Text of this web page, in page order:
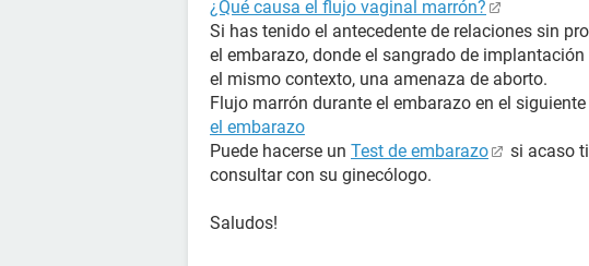
¿Qué causa el flujo vaginal marrón?
Si has tenido el antecedente de relaciones sin
el embarazo, donde el sangrado de
el mismo contexto, una amenaza de aborto.
Flujo marrón durante el embarazo en el siguiente
el embarazo
Puede hacerse un Test de embarazo
si acaso
consultar con su ginecólogo.
Saludos!